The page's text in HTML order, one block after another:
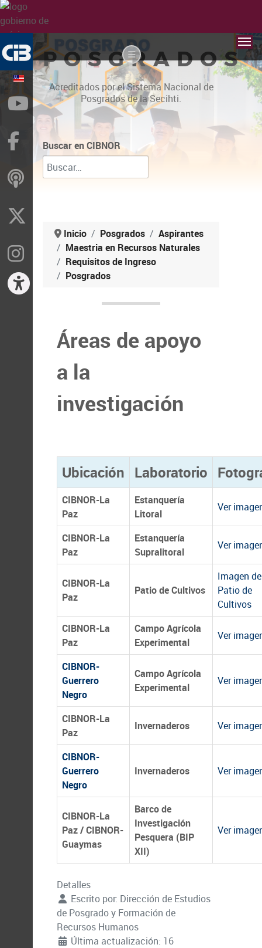
POSGRADOS
Acreditados por el Sistema Nacional de
Posgrados de la Secihti.
Buscar en CIBNOR
Inicio Posgrados
Aspirantes
Maestria en Recursos Naturales
Requisitos de Ingreso
Posgrados
Áreas de apoyo
a la
investigación
Ubicación Laboratorio
CIBNOR-La
Paz
Estanquería
Litoral
Ver
CIBNOR-La
Paz
Estanquería
Supralitoral
Ver
CIBNOR-La
Paz
Patio de Cultivos
Imagen
Patio de
Cultivos
CIBNOR-La
Paz
Campo Agrícola
Experimental
Ver
CIBNOR-
Guerrero
Negro
Campo Agrícola
Experimental
Ver
CIBNOR-La
Paz
Invernaderos Ver
CIBNOR-
Guerrero
Negro
Invernaderos Ver
CIBNOR-La
Paz / CIBNOR-
Guaymas
Barco de
Investigación
Pesquera (BIP
XII)
Ver
Detalles
Escrito por: Dirección de Estudios
de Posgrado y Formación de
Recursos Humanos
Última actualización: 16
YouTube
Facebook
ivoox
Instragram